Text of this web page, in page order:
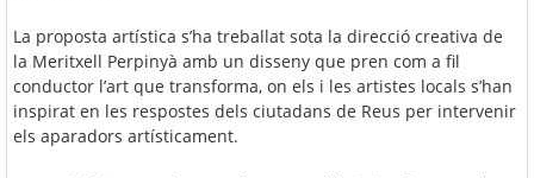
La proposta artística s’ha treballat sota la direcció creativa de
la Meritxell Perpinyà amb un disseny que pren com a fil
conductor l’art que transforma, on els i les artistes locals s’han
inspirat en les respostes dels ciutadans de Reus per intervenir
els aparadors artísticament.